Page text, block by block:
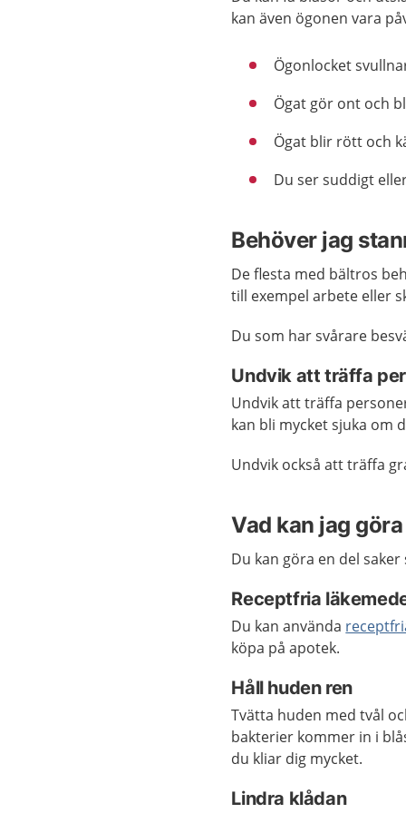
kan även ögonen vara
Ögonlocket
Ögat gör ont och
Ögat blir rött och
Du ser suddigt
Behöver jag
De flesta med bältros
till exempel arbete eller
Du som har svårare
Undvik att träffa
Undvik att träffa
kan bli mycket sjuka om
Undvik också att träffa
Vad kan jag
Du kan göra en del
Receptfria
Du kan använda
köpa på apotek.
Håll huden ren
Tvätta huden med tvål
bakterier kommer in i
du kliar dig mycket.
Lindra klådan